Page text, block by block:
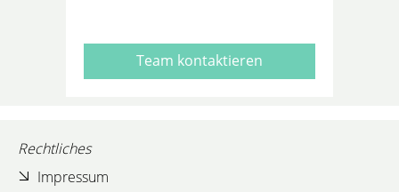
Team kontaktieren
Rechtliches
Impressum